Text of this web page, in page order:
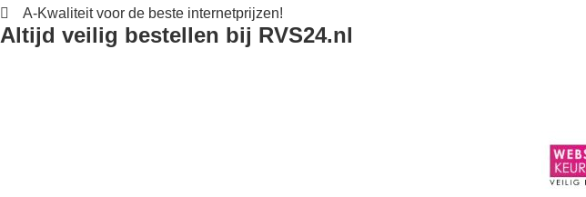
A-Kwaliteit voor de beste internetprijzen!
Altijd veilig bestellen bij RVS24.nl